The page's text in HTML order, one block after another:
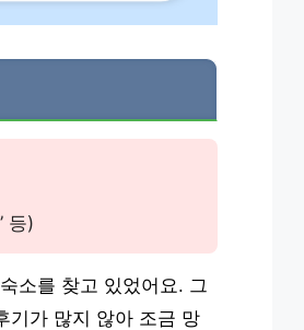
등)
소를 찾고 있었어요. 그
기가 많지 않아 조금 망